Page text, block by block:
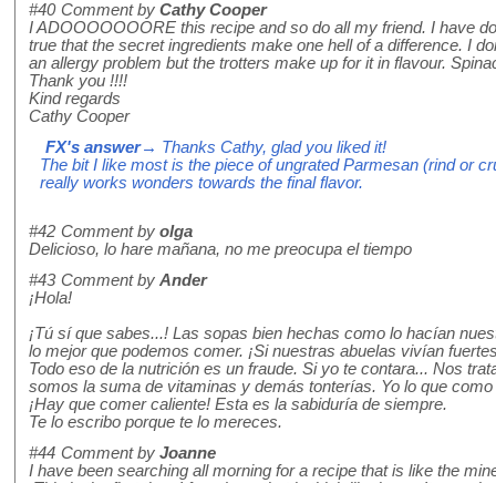
#40 Comment by Cathy Cooper
I ADOOOOOOORE this recipe and so do all my friend. I have
true that the secret ingredients make one hell of a difference. I
an allergy problem but the trotters make up for it in flavour.
Thank you !!!!
Kind regards
Cathy Cooper
FX's answer→ Thanks Cathy, glad you liked it!
The bit I like most is the piece of ungrated Parmesan (rind or
really works wonders towards the final flavor.
#42 Comment by olga
Delicioso, lo hare mañana, no me preocupa el tiempo
#43 Comment by Ander
¡Hola!
¡Tú sí que sabes...! Las sopas bien hechas como lo hacían
lo mejor que podemos comer. ¡Si nuestras abuelas vivían
Todo eso de la nutrición es un fraude. Si yo te contara... Nos
somos la suma de vitaminas y demás tonterías. Yo lo que
¡Hay que comer caliente! Esta es la sabiduría de siempre.
Te lo escribo porque te lo mereces.
#44 Comment by Joanne
I have been searching all morning for a recipe that is like the